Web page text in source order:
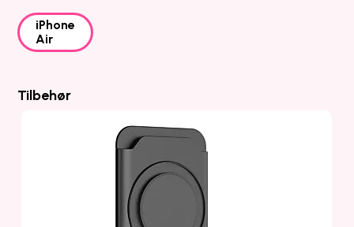
iPhone
Air
Tilbehør